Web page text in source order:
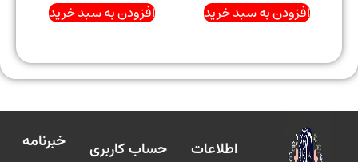
افزودن به سبد خرید افزودن به سبد خرید
اطلاعات
حساب کاربری
خبرنامه